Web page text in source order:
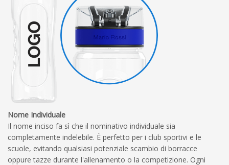
Nome Individuale
Il nome inciso fa sì che il nominativo individuale sia
completamente indelebile. È perfetto per i club sportivi e le
scuole, evitando qualsiasi potenziale scambio di borracce
oppure tazze durante l'allenamento o la competizione. Ogni